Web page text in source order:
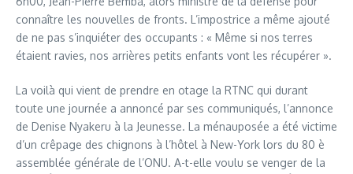
connaître les nouvelles de fronts. L’impostrice a même ajouté
de ne pas s’inquiéter des occupants : « Même si nos terres
étaient ravies, nos arrières petits enfants vont les récupérer ».
La voilà qui vient de prendre en otage la RTNC qui durant
toute une journée a annoncé par ses communiqués, l’annonce
de Denise Nyakeru à la Jeunesse. La ménauposée a été victime
d’un crêpage des chignons à l’hôtel à New-York lors du 80 è
assemblée générale de l’ONU. A-t-elle voulu se venger de la